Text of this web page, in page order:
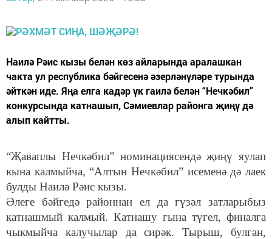
Наилә Рәис кызы белән көз айларында аралашкан
чакта ул республика бәйгесенә әзерләнүләре турында
әйткән иде. Яңа елга кадәр үк гаилә белән “Нечкәбил”
конкурсында катнашып, Сәмиевлар районга җиңү дә
алып кайтты.
“Җаваплы Нечкәбил” номинациясендә җиңү яулап
кына калмыйча, “Алтын Нечкәбил” исеменә дә лаек
булды Наилә Рәис кызы.
Әлеге бәйгедә районнан ел да гүзәл затларыбыз
катнашмый калмый. Катнашу гына түгел, финалга
чыкмыйча калучылар да сирәк. Тырыш, булган,